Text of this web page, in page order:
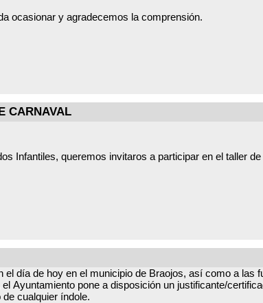
ocasionar y agradecemos la comprensión.
CARNAVAL
Infantiles, queremos invitaros a participar en el taller
día de hoy en el municipio de Braojos, así como a las
Ayuntamiento pone a disposición un justificante/
cualquier índole.